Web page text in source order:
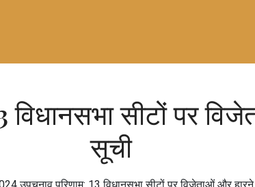
विधानसभा सीटों पर
सूची